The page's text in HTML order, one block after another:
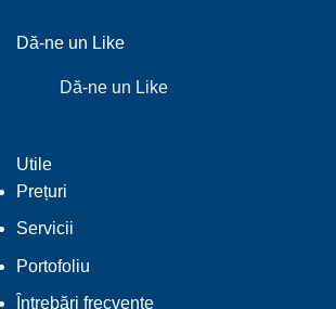
Dă-ne un Like
Dă-ne un Like
Utile
Prețuri
Servicii
Portofoliu
Întrebări frecvente